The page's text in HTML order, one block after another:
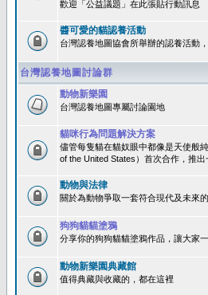
歡迎「公益議題」在此張貼行動訊息
醬可愛的貓認養活動
台灣認養地圖協會所舉辦的認養活動
台灣認養地圖討論群
動物新樂園
台灣認養地圖專屬討論園地
貓咪行為問題解決方案
儘管每隻貓在貓奴眼中都像是天使般
of the United States）首次合作，推
動物與法律
關於為動物爭取一套符合現代及未來
狗狗貓貓塗鴉
分享你的狗狗貓貓塗鴉作品，讓大家
動物新樂園典藏館
值得典藏與收藏的，都在這裡